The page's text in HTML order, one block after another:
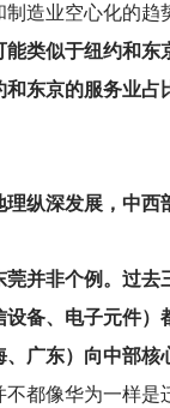
造业空心化的趋
能类似于纽约和东
东京的服务业占
纵深发展，中西
并非个例。过去
备、电子元件）
、广东）向中部核
不都像华为一样是